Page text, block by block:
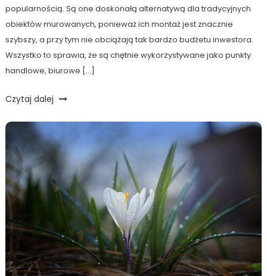
popularnością. Są one doskonałą alternatywą dla tradycyjnych
obiektów murowanych, ponieważ ich montaż jest znacznie
szybszy, a przy tym nie obciążają tak bardzo budżetu inwestora.
Wszystko to sprawia, że są chętnie wykorzystywane jako punkty
handlowe, biurowe […]
Czytaj dalej